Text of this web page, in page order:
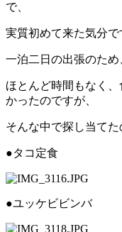
で、
実質初めて来た気分で
一泊二日の出張のため
ほとんど時間もなく
かったのですが、
そんな中で探し当てた
●タコ定食
●ユッケビビンバ